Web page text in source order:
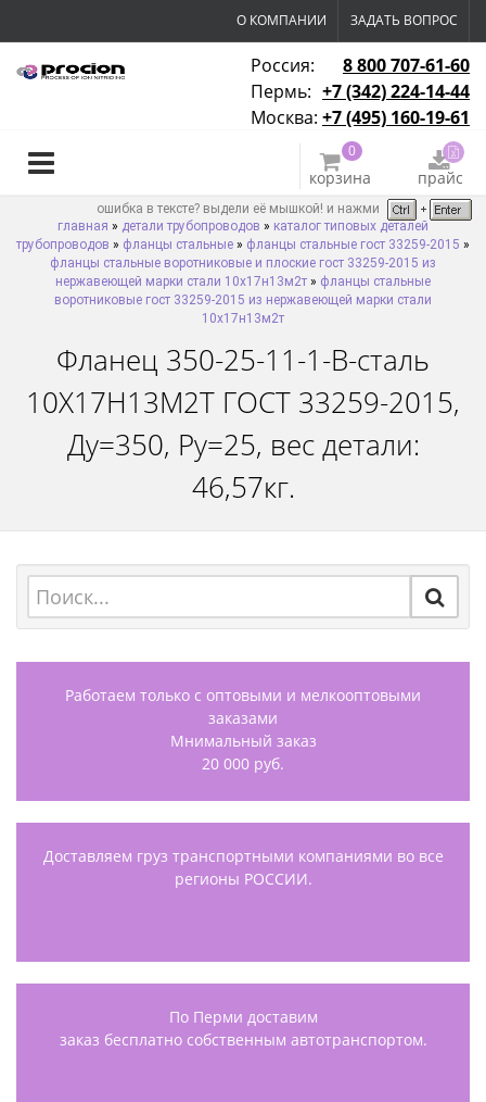
О КОМПАНИИ ЗАДАТЬ ВОПРОС
Россия:
8 800 707-61-60
Пермь: +7 (342) 224-14-44
Москва: +7 (495) 160-19-61
0
корзина прайс
ошибка в тексте? выдели её мышкой! и нажми
главная » детали трубопроводов » каталог типовых деталей
трубопроводов » фланцы стальные » фланцы стальные гост 33259-2015 »
фланцы стальные воротниковые и плоские гост 33259-2015 из
нержавеющей марки стали 10х17н13м2т » фланцы стальные
воротниковые гост 33259-2015 из нержавеющей марки стали
10х17н13м2т
Фланец 350-25-11-1-B-сталь
10Х17Н13М2Т ГОСТ 33259-2015,
Ду=350, Ру=25, вес детали:
46,57кг.
Работаем только с оптовыми и мелкооптовыми
заказами
Мнимальный заказ
20 000 руб.
Доставляем груз транспортными компаниями во все
регионы РОССИИ.
По Перми доставим
заказ бесплатно собственным автотранспортом.